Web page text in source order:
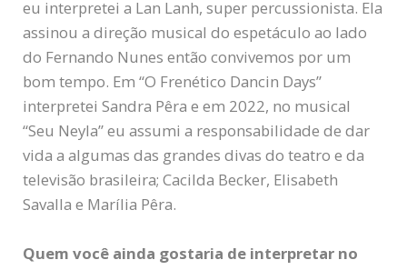
eu interpretei a Lan Lanh, super percussionista. Ela
assinou a direção musical do espetáculo ao lado
do Fernando Nunes então convivemos por um
bom tempo. Em “O Frenético Dancin Days”
interpretei Sandra Pêra e em 2022, no musical
“Seu Neyla” eu assumi a responsabilidade de dar
vida a algumas das grandes divas do teatro e da
televisão brasileira; Cacilda Becker, Elisabeth
Savalla e Marília Pêra.
Quem você ainda gostaria de interpretar no